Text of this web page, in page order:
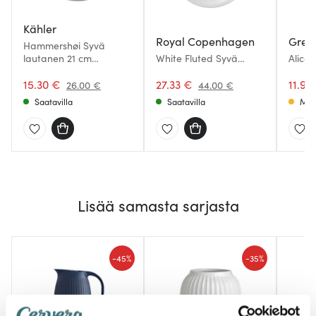
Kähler
Hammershøi Syvä
lautanen 21 cm
15.30 € 26.00 €
Saatavilla
Royal Copenhagen
White Fluted Syvä
27.33 € 44.00 €
Saatavilla
Alice
Lisää samasta sarjasta
-45% -35%